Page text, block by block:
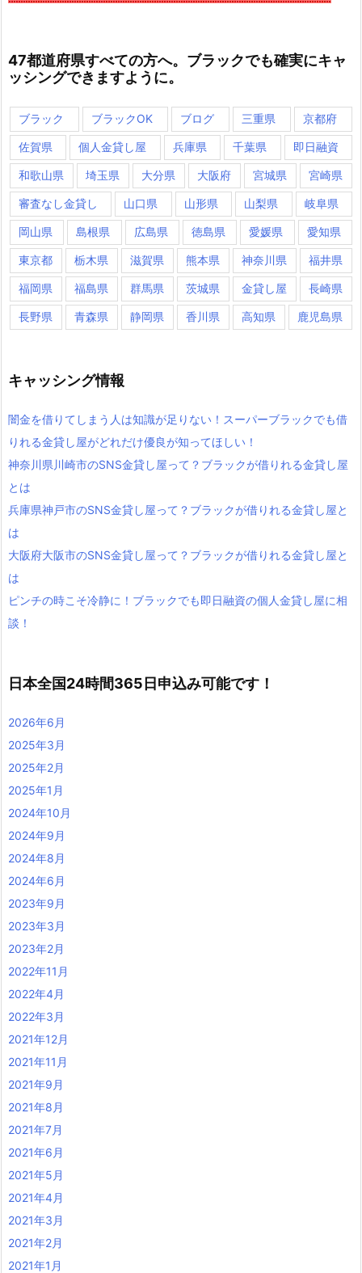
47都道府県すべての方へ。ブラックでも確実にキャ
ッシングできますように。
ブラック ブラックOK ブログ 三重県 京都府
佐賀県 個人金貸し屋 兵庫県 千葉県 即日融資
和歌山県 埼玉県 大分県 大阪府 宮城県 宮崎県
審査なし金貸し 山口県 山形県 山梨県 岐阜県
岡山県 島根県 広島県 徳島県 愛媛県 愛知県
東京都 栃木県 滋賀県 熊本県 神奈川県 福井県
福岡県 福島県 群馬県 茨城県 金貸し屋 長崎県
長野県 青森県 静岡県 香川県 高知県 鹿児島県
キャッシング情報
闇金を借りてしまう人は知識が足りない！スーパーブラックでも借
りれる金貸し屋がどれだけ優良が知ってほしい！
神奈川県川崎市のSNS金貸し屋って？ブラックが借りれる金貸し屋
とは
兵庫県神戸市のSNS金貸し屋って？ブラックが借りれる金貸し屋と
は
大阪府大阪市のSNS金貸し屋って？ブラックが借りれる金貸し屋と
は
ピンチの時こそ冷静に！ブラックでも即日融資の個人金貸し屋に相
談！
日本全国24時間365日申込み可能です！
2026年6月
2025年3月
2025年2月
2025年1月
2024年10月
2024年9月
2024年8月
2024年6月
2023年9月
2023年3月
2023年2月
2022年11月
2022年4月
2022年3月
2021年12月
2021年11月
2021年9月
2021年8月
2021年7月
2021年6月
2021年5月
2021年4月
2021年3月
2021年2月
2021年1月